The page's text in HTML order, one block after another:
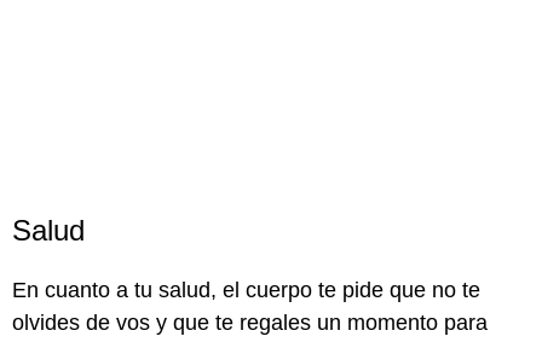
Salud
En cuanto a tu salud, el cuerpo te pide que no te
olvides de vos y que te regales un momento para